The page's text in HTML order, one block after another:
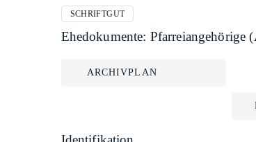
SCHRIFTGUT
Ehedokumente: Pfarreiangehörige
ARCHIVPLAN